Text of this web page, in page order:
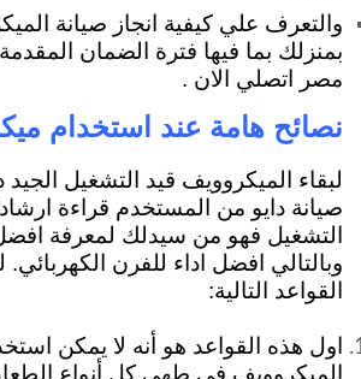
والتعرف علي كيفية انجاز صيانة
بمنزلك بما فيها فترة الضمان
مصر اتصلي الان .
نصائح هامة عند استخدام
لبقاء الميكروويف قيد التشغيل الجيد
صيانة دايو من المستخدم قراءة
التشغيل فهو من سيدلك لمعرفة
وبالتالي افضل اداء للفرن
القواعد التالية:
اول هذه القواعد هو أنه لا يمكن
الميكروويف في طهي كل أنواع